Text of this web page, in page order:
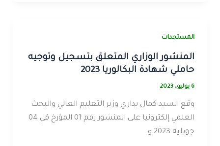
المستجدات
المنشور الوزاري المتعلق بتسجيل وتوجيه
حاملي شهادة البكالوريا 2023
6 يوليو، 2023
وقع السيد كمال بداري وزير التعليم العالي والبحث
العلمي إلكترونيا على المنشور رقم 01 المؤرخ في 04
جويلية 2023 و